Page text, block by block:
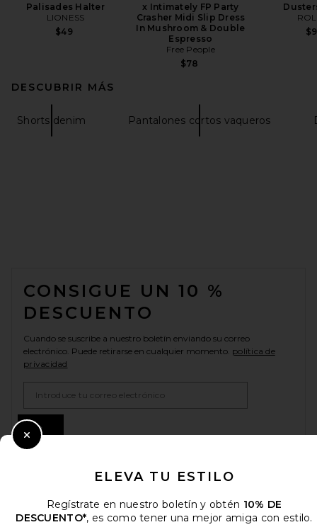
Palisades Halter
LIONESS
$49
x Intimately FP Party
Crasher Midi Slip Dress
In Mushroom & Double
Espresso
Free People
$78
DESCUBRIR MÁS
Shorts denim Pantalones cortos vaqueros
CONSIGUE UN 10 %
DESCUENTO
Cuando se suscribe a nuestro boletín enviando su correo
electrónico. Puede retirarse en cualquier momento. política de
privacidad
ELEVA TU ESTILO
Regístrate en nuestro boletín y obtén 10% DE
DESCUENTO*, es como tener una mejor amiga con estilo.
Close Modal